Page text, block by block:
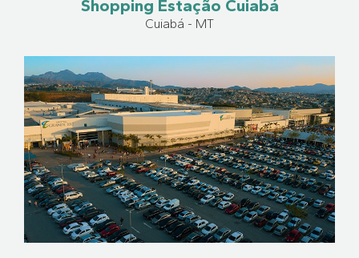
Shopping Estação Cuiabá
Cuiabá - MT